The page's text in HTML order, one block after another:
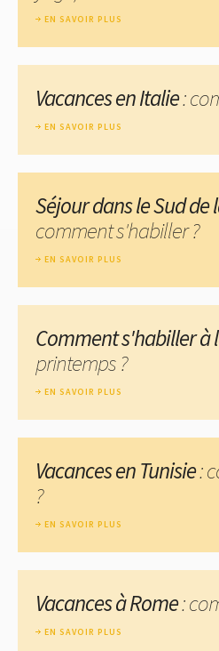
EN SAVOIR PLUS
Vacances en Italie:
EN SAVOIR PLUS
Séjour dans le Sud de
comment s'habiller ?
EN SAVOIR PLUS
Comment s'habiller à
printemps ?
EN SAVOIR PLUS
Vacances en Tunisie:
?
EN SAVOIR PLUS
Vacances à Rome:
EN SAVOIR PLUS